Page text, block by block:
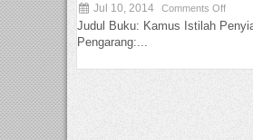
Jul 10, 2014 Comments Off
Judul Buku: Kamus Istilah
Pengarang:...